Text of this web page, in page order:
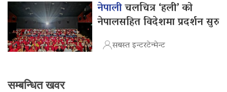
नेपालीचलचित्र ‘हली’ को
नेपालसहित विदेशमा प्रदर्शन सुरु
सबस्त इन्टरटेन्मेन्ट
सम्बन्धित खवर